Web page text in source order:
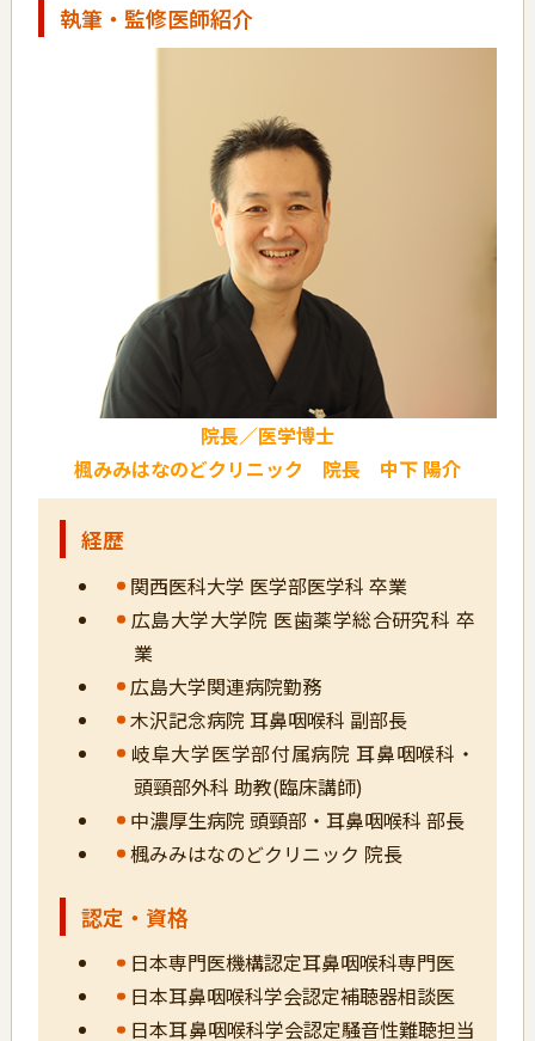
執筆・監修医師紹介
院長／医学博士
楓みみはなのどクリニック 院長 中下 陽介
経歴
関西医科大学 医学部医学科 卒業
広島大学大学院 医歯薬学総合研究科 卒
業
広島大学関連病院勤務
木沢記念病院 耳鼻咽喉科 副部長
岐阜大学医学部付属病院 耳鼻咽喉科・
頭頸部外科 助教(臨床講師)
中濃厚生病院 頭頸部・耳鼻咽喉科 部長
楓みみはなのどクリニック 院長
認定・資格
日本専門医機構認定耳鼻咽喉科専門医
日本耳鼻咽喉科学会認定補聴器相談医
日本耳鼻咽喉科学会認定騒音性難聴担当